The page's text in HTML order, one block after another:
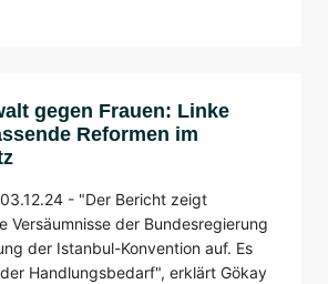
gegen Frauen: Linke
Reformen im
03.12.24 - "Der Bericht zeigt
Versäumnisse der Bundesregierung
der Istanbul-Konvention auf. Es
Handlungsbedarf", erklärt Gökay